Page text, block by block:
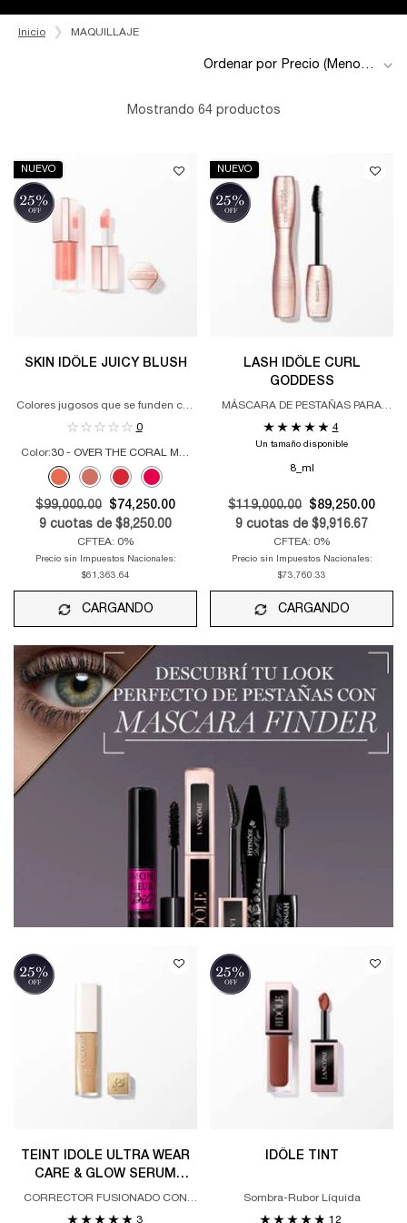
Inicio MAQUILLAJE
Ordenar por
Mostrando 64 productos
NUEVO
SKIN IDÔLE JUICY BLUSH
Colores jugosos que se funden con
ligero.
0
Color:
30 - OVER THE CORAL MOON
Selected
30 - OVER THE CORAL MOON color for Skin Idôle Juicy Blush, 1 of 4
Selected
40 - MAUVE TO THE GROOVE color for Skin Idôle Juicy Blush,
Selected
70 - RED HERE RIGHT NOW color for Skin Idôle Juicy
Selected
80 - THE MORE THE CHERRIER color for Skin
Old price
$99,000.00 New price
$74,250.00
9 cuotas de $8,250.00
CFTEA: 0%
Precio sin Impuestos Nacionales:
$61,363.64
CARGANDO
NUEVO
LASH IDÔLE CURL
GODDESS
MÁSCARA DE PESTAÑAS PARA
RÁPIDA​
4
Un tamaño disponible
8_ml
Old price
$119,000.00 New price
$89,250.00
9 cuotas de $9,916.67
CFTEA: 0%
Precio sin Impuestos Nacionales:
$73,760.33
CARGANDO
TEINT IDOLE ULTRA WEAR
CARE & GLOW SERUM
CONCEALER
CORRECTOR FUSIONADO CON
3
IDÔLE TINT
Sombra-Rubor Líquida
12